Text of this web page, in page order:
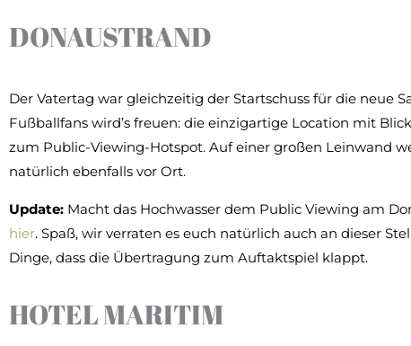
DONAUSTRAND
Der Vatertag war gleichzeitig der Startschuss für die neue
Fußballfans wird’s freuen: die einzigartige Location mit
zum Public-Viewing-Hotspot. Auf einer großen Leinwand
natürlich ebenfalls vor Ort.
Update: Macht das Hochwasser dem Public Viewing am
hier. Spaß, wir verraten es euch natürlich auch an dieser
Dinge, dass die Übertragung zum Auftaktspiel klappt.
HOTEL MARITIM